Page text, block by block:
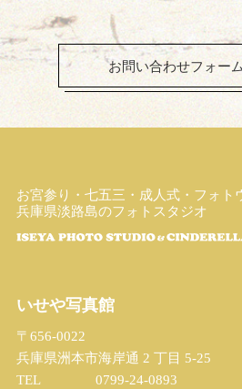
お問い合わせフォー
お宮参り・七五三・成人式・フォト
兵庫県淡路島のフォトスタジオ
いせや写真館
〒656-0022
兵庫県洲本市海岸通 2 丁目 5-25
TEL
0799-24-0893